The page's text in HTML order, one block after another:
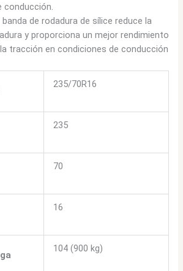
conducción.
de rodadura de sílice reduce la
y proporciona un mejor rendimiento
tracción en condiciones de conducción
235/70R16
235
70
16
104 (900 kg)